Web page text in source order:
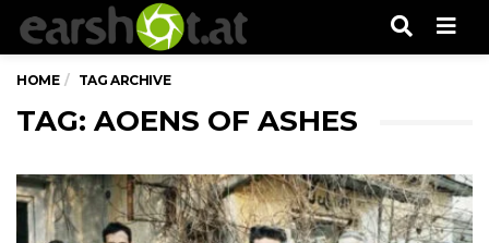
HOME TAG ARCHIVE
TAG: AOENS OF ASHES